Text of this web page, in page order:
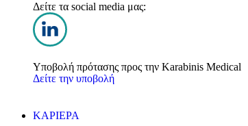
Δείτε τα social media μας:
Υποβολή πρότασης προς την Karabinis Medical
Δείτε την υποβολή
ΚΑΡΙΕΡΑ